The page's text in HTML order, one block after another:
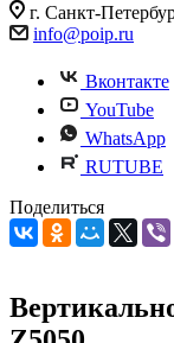
г. Санкт-
info@poip.ru
Вконтакте
YouTube
WhatsApp
RUTUBE
Поделиться